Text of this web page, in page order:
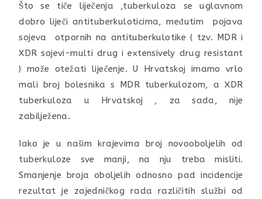
Što se tiče liječenja ,tuberkuloza se uglavnom
dobro liječi antituberkuloticima, međutim pojava
sojeva otpornih na antituberkulotike ( tzv. MDR i
XDR sojevi-multi drug i extensively drug resistant
) može otežati liječenje. U Hrvatskoj imamo vrlo
mali broj bolesnika s MDR tuberkulozom, a XDR
tuberkuloza u Hrvatskoj , za sada, nije
zabilježena.
Iako je u našim krajevima broj novooboljelih od
tuberkuloze sve manji, na nju treba misliti.
Smanjenje broja oboljelih odnosno pad incidencije
rezultat je zajedničkog rada različitih službi od